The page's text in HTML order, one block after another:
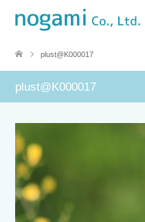
plust@K000017
plust@K000017